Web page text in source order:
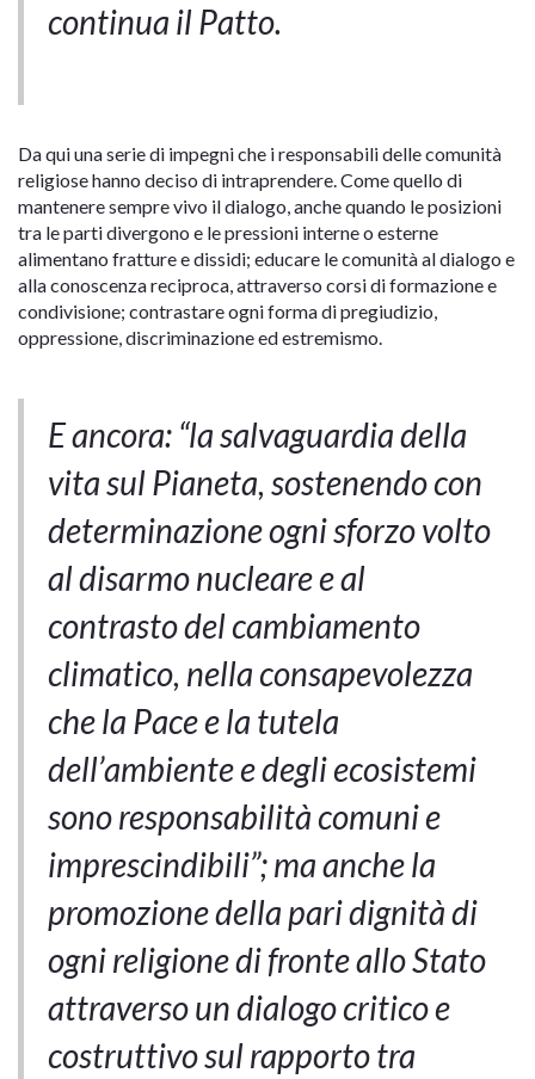
continua il Patto.
Da qui una serie di impegni che i responsabili delle comunità
religiose hanno deciso di intraprendere. Come quello di
mantenere sempre vivo il dialogo, anche quando le posizioni
tra le parti divergono e le pressioni interne o esterne
alimentano fratture e dissidi; educare le comunità al dialogo e
alla conoscenza reciproca, attraverso corsi di formazione e
condivisione; contrastare ogni forma di pregiudizio,
oppressione, discriminazione ed estremismo.
E ancora: “la salvaguardia della
vita sul Pianeta, sostenendo con
determinazione ogni sforzo volto
al disarmo nucleare e al
contrasto del cambiamento
climatico, nella consapevolezza
che la Pace e la tutela
dell’ambiente e degli ecosistemi
sono responsabilità comuni e
imprescindibili”; ma anche la
promozione della pari dignità di
ogni religione di fronte allo Stato
attraverso un dialogo critico e
costruttivo sul rapporto tra